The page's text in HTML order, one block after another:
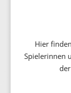
Hier
Spielerinnen